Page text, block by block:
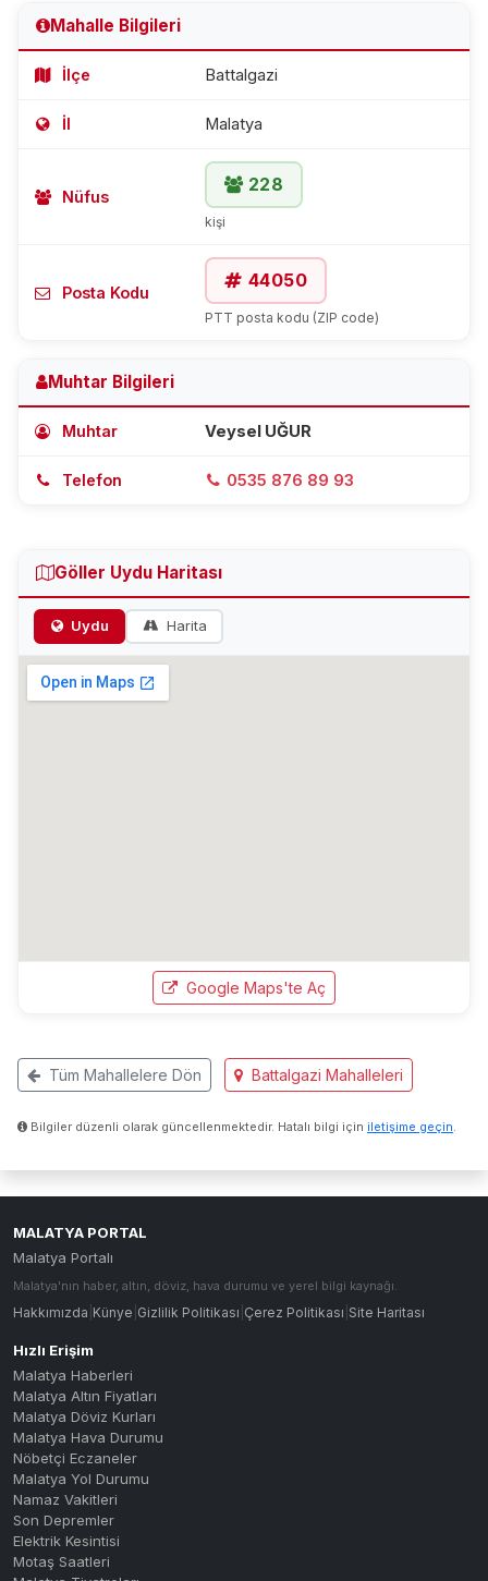
Mahalle Bilgileri
İlçe Battalgazi
İl Malatya
Nüfus
228
kişi
Posta Kodu
44050
PTT posta kodu (ZIP code)
Muhtar Bilgileri
Muhtar Veysel UĞUR
Telefon 0535 876 89 93
Göller Uydu Haritası
Uydu Harita
Google Maps'te Aç
Tüm Mahallelere Dön Battalgazi Mahalleleri
Bilgiler düzenli olarak güncellenmektedir. Hatalı bilgi için iletişime geçin
MALATYA PORTAL
Malatya Portalı
Malatya'nın haber, altın, döviz, hava durumu ve yerel bilgi kaynağı.
Hakkımızda Künye Gizlilik Politikası Çerez Politikası Site Haritası
Hızlı Erişim
Malatya Haberleri
Malatya Altın Fiyatları
Malatya Döviz Kurları
Malatya Hava Durumu
Nöbetçi Eczaneler
Malatya Yol Durumu
Namaz Vakitleri
Son Depremler
Elektrik Kesintisi
Motaş Saatleri